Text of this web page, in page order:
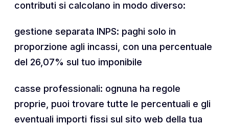
contributi si calcolano in modo diverso:
gestione separata INPS: paghi solo in
proporzione agli incassi, con una percentuale
del 26,07% sul tuo imponibile
casse professionali: ognuna ha regole
proprie, puoi trovare tutte le percentuali e gli
eventuali importi fissi sul sito web della tua